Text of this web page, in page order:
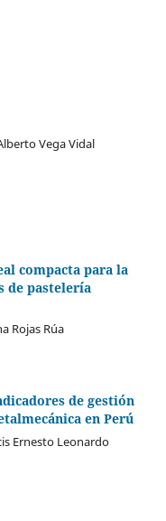
Vega Vidal
compacta para la
de pastelería
Rojas Rúa
de gestión
en Perú
Ernesto Leonardo